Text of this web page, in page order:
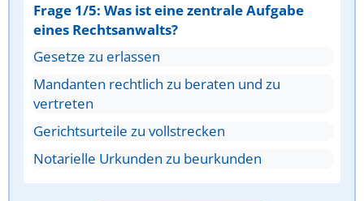
Frage 1/5: Was ist eine zentrale Aufgabe
eines Rechtsanwalts?
Gesetze zu erlassen
Mandanten rechtlich zu beraten und zu
vertreten
Gerichtsurteile zu vollstrecken
Notarielle Urkunden zu beurkunden